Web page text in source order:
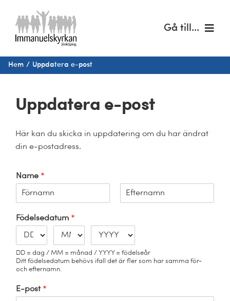
innehållet
Gå till...
Hem
Barn & unga
Café Immanuel
Nyheter
Kalender
Kontakt
العربية / Arabic
Hem Uppdatera e-post
Uppdatera e-post
Här kan du skicka in uppdatering om du har ändrat
din e-postadress.
Name *
ö
r
Födelsedatum *
DD = dag / MM = månad / YYYY = födelseår
Ditt födelsedatum behövs ifall det är fler som har samma för-
och efternamn.
E-post *